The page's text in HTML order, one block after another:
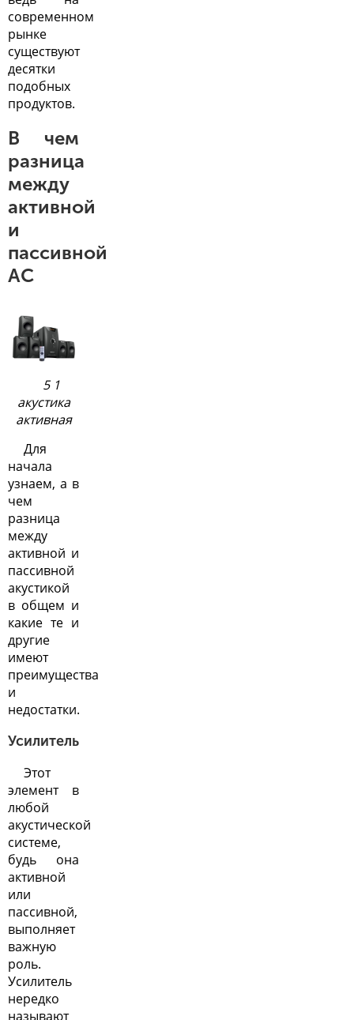
современном
рынке
существуют
десятки
подобных
продуктов.
В чем
разница
между
активной
и
пассивной
АС
5 1
акустика
активная
Для
начала
узнаем, а в
чем
разница
между
активной и
пассивной
акустикой
в общем и
какие те и
другие
имеют
преимущества
и
недостатки.
Усилитель
Этот
элемент в
любой
акустической
системе,
будь она
активной
или
пассивной,
выполняет
важную
роль.
Усилитель
нередко
называют